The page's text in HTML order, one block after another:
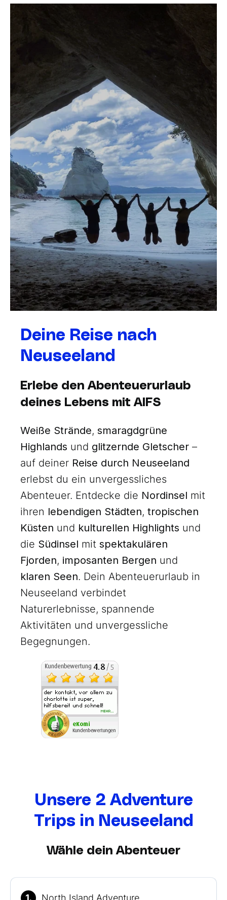
Deine Reise nach
Neuseeland
Erlebe den Abenteuerurlaub
deines Lebens mit AIFS
Weiße Strände, smaragdgrüne
Highlands und glitzernde Gletscher –
auf deiner Reise durch Neuseeland
erlebst du ein unvergessliches
Abenteuer. Entdecke die Nordinsel mit
ihren lebendigen Städten, tropischen
Küsten und kulturellen Highlights und
die Südinsel mit spektakulären
Fjorden, imposanten Bergen und
klaren Seen. Dein Abenteuerurlaub in
Neuseeland verbindet
Naturerlebnisse, spannende
Aktivitäten und unvergessliche
Begegnungen.
Unsere 2 Adventure
Trips in Neuseeland
Wähle dein Abenteuer